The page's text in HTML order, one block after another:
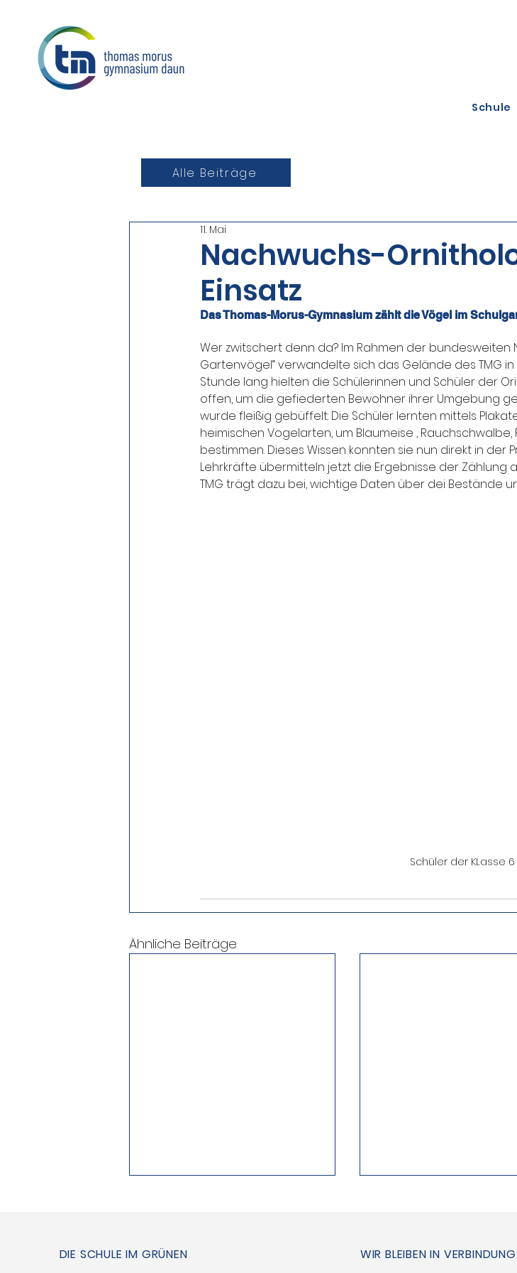
Schule
Alle Beiträge
Nachwuchs-
Einsatz
11. Mai
Das Thomas-Morus-Gymnasium zählt die Vögel im
Wer zwitschert denn da? Im Rahmen der bundesweiten
Gartenvögel“ verwandelte sich das Gelände des TMG
Stunde lang hielten die Schülerinnen und Schüler der
offen, um die gefiederten Bewohner ihrer Umgebung
wurde fleißig gebüffelt: Die Schüler lernten mittels
heimischen Vogelarten, um Blaumeise ,
bestimmen. Dieses Wissen konnten sie nun direkt in der
Lehrkräfte übermitteln jetzt die Ergebnisse der Zählung
TMG trägt dazu bei, wichtige Daten über dei Bestände
Schüler der KLasse 6
Ähnliche Beiträge
DIE SCHULE IM GRÜNEN
WIR BLEIBEN IN VERBINDUNG